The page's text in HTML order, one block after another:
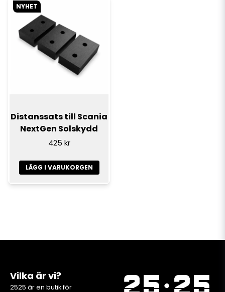
Distanssats till Scania
NextGen Solskydd
425 kr
LÄGG I VARUKORGEN
NYHET
Vilka är vi?
2525 är en butik för